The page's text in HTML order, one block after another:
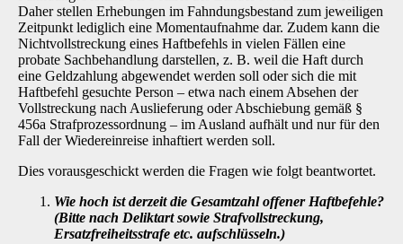
Daher stellen Erhebungen im Fahndungsbestand zum jeweiligen
Zeitpunkt lediglich eine Momentaufnahme dar. Zudem kann die
Nichtvollstreckung eines Haftbefehls in vielen Fällen eine
probate Sachbehandlung darstellen, z. B. weil die Haft durch
eine Geldzahlung abgewendet werden soll oder sich die mit
Haftbefehl gesuchte Person – etwa nach einem Absehen der
Vollstreckung nach Auslieferung oder Abschiebung gemäß §
456a Strafprozessordnung – im Ausland aufhält und nur für den
Fall der Wiedereinreise inhaftiert werden soll.
Dies vorausgeschickt werden die Fragen wie folgt beantwortet.
Wie hoch ist derzeit die Gesamtzahl offener Haftbefehle?
(Bitte nach Deliktart sowie Strafvollstreckung,
Ersatzfreiheitsstrafe etc. aufschlüsseln.)